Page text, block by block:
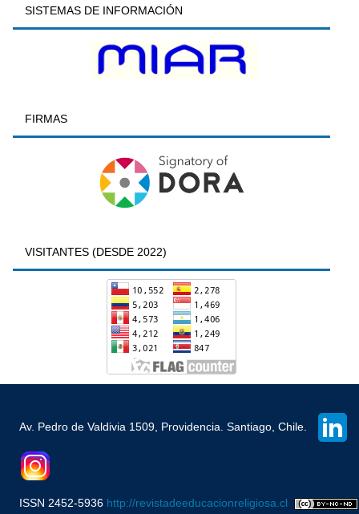
SISTEMAS DE INFORMACIÓN
FIRMAS
VISITANTES (DESDE 2022)
Av. Pedro de Valdivia 1509, Providencia. Santiago, Chile.
ISSN 2452-5936 http://revistadeeducacionreligiosa.cl